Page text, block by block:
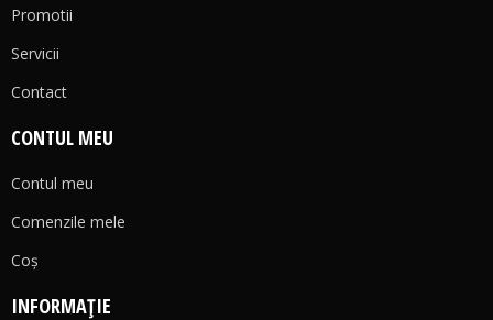
Promotii
Servicii
Contact
CONTUL MEU
Contul meu
Comenzile mele
Coş
INFORMAȚIE